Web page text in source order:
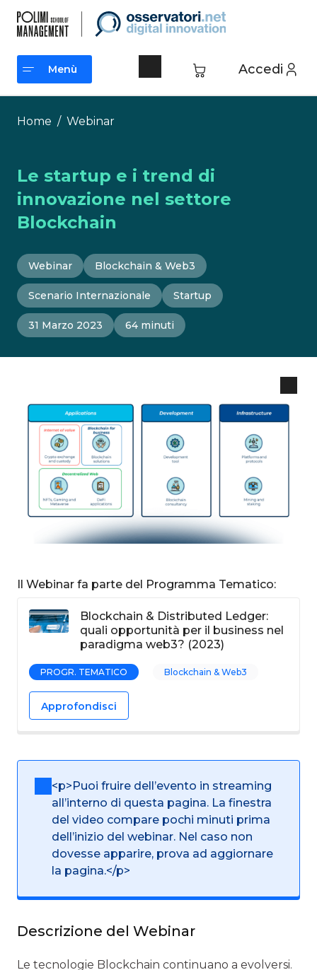
contenuto
Accedi
Menù
Menù
Home / Webinar
Le startup e i trend di
innovazione nel settore
Blockchain
Webinar Blockchain & Web3
Scenario Internazionale Startup
31 Marzo 2023 64 minuti
Il Webinar fa parte del Programma Tematico:
Blockchain & Distributed Ledger:
quali opportunità per il business nel
paradigma web3? (2023)
PROGR. TEMATICO Blockchain & Web3
Approfondisci
<p>Puoi fruire dell’evento in streaming
all’interno di questa pagina. La finestra
del video compare pochi minuti prima
dell’inizio del webinar. Nel caso non
dovesse apparire, prova ad aggiornare
la pagina.</p>
Descrizione del Webinar
Le tecnologie Blockchain continuano a evolversi.